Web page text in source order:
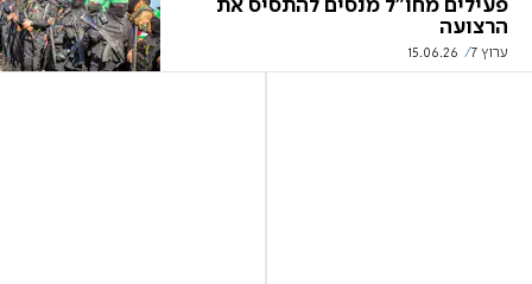
פעילים מחו"ל מנסים להתסיס את
הרצועה
ערוץ 7 15.06.26